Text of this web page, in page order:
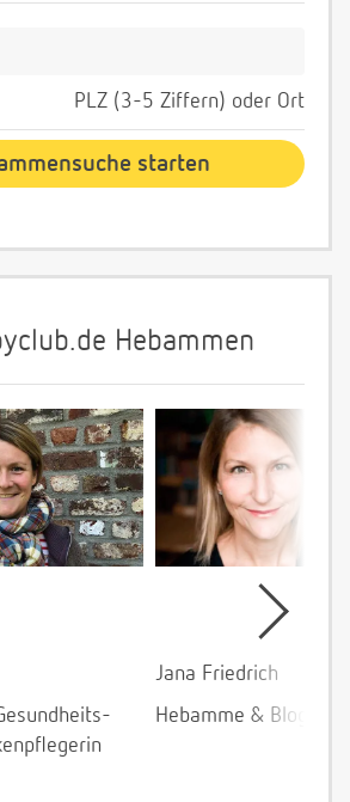
PLZ (3-5 Ziffern) oder Ort
Hebammen
Jana Friedrich
Hebamme &